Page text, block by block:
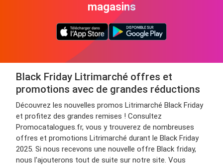
magasins
Black Friday Litrimarché offres et
promotions avec de grandes réductions
Découvrez les nouvelles promos Litrimarché Black Friday
et profitez des grandes remises ! Consultez
Promocatalogues.fr, vous y trouverez de nombreuses
offres et promotions Litrimarché durant le Black Friday
2025. Si nous recevons une nouvelle offre Black friday,
nous l'ajouterons tout de suite sur notre site. Vous